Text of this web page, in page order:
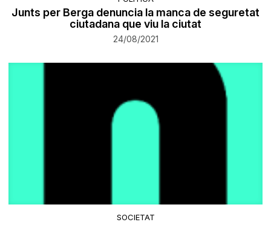
Junts per Berga denuncia la manca de seguretat
ciutadana que viu la ciutat
24/08/2021
SOCIETAT